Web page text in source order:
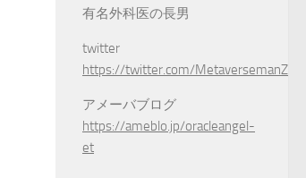
有名外科医の長男
twitter
https://twitter.com/MetaversemanZ
アメーバブログ
https://ameblo.jp/oracleangel-
et